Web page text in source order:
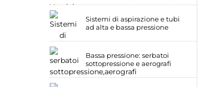
Sistemi di aspirazione e tubi
ad alta e bassa pressione
Bassa pressione: serbatoi
sottopressione e aerografi